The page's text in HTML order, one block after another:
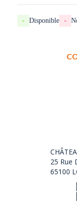
- Disponible -
25 Rue
65100